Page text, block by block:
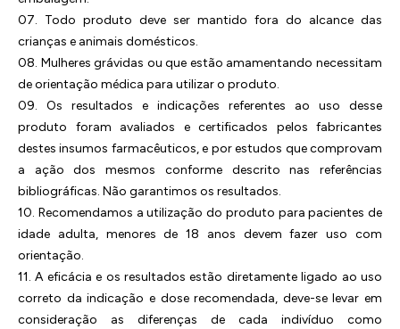
07. Todo produto deve ser mantido fora do alcance das
crianças e animais domésticos.
08. Mulheres grávidas ou que estão amamentando necessitam
de orientação médica para utilizar o produto.
09. Os resultados e indicações referentes ao uso desse
produto foram avaliados e certificados pelos fabricantes
destes insumos farmacêuticos, e por estudos que comprovam
a ação dos mesmos conforme descrito nas referências
bibliográficas. Não garantimos os resultados.
10. Recomendamos a utilização do produto para pacientes de
idade adulta, menores de 18 anos devem fazer uso com
orientação.
11. A eficácia e os resultados estão diretamente ligado ao uso
correto da indicação e dose recomendada, deve-se levar em
consideração as diferenças de cada indivíduo como